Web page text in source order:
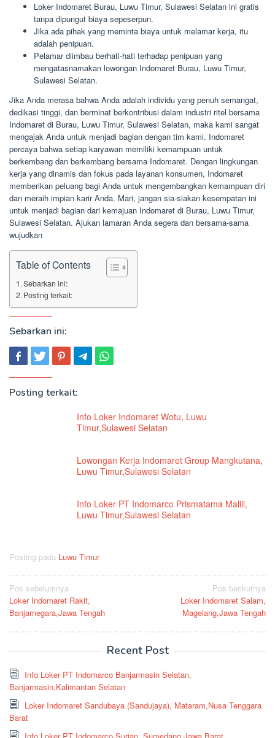
Loker Indomaret Burau, Luwu Timur, Sulawesi Selatan ini gratis
tanpa dipungut biaya sepeserpun.
Jika ada pihak yang meminta biaya untuk melamar kerja, itu
adalah penipuan.
Pelamar diimbau berhati-hati terhadap penipuan yang
mengatasnamakan lowongan Indomaret Burau, Luwu Timur,
Sulawesi Selatan.
Jika Anda merasa bahwa Anda adalah individu yang penuh semangat,
dedikasi tinggi, dan berminat berkontribusi dalam industri ritel bersama
Indomaret di Burau, Luwu Timur, Sulawesi Selatan, maka kami sangat
mengajak Anda untuk menjadi bagian dengan tim kami. Indomaret
percaya bahwa setiap karyawan memiliki kemampuan untuk
berkembang dan berkembang bersama Indomaret. Dengan lingkungan
kerja yang dinamis dan fokus pada layanan konsumen, Indomaret
memberikan peluang bagi Anda untuk mengembangkan kemampuan diri
dan meraih impian karir Anda. Mari, jangan sia-siakan kesempatan ini
untuk menjadi bagian dari kemajuan Indomaret di Burau, Luwu Timur,
Sulawesi Selatan. Ajukan lamaran Anda segera dan bersama-sama
wujudkan
Table of Contents
Sebarkan ini:
Posting terkait:
Sebarkan ini:
Posting terkait:
Info Loker Indomaret Wotu, Luwu
Timur,Sulawesi Selatan
Lowongan Kerja Indomaret Group Mangkutana,
Luwu Timur,Sulawesi Selatan
Info Loker PT Indomarco Prismatama Malili,
Luwu Timur,Sulawesi Selatan
Posting pada Luwu Timur
Navigasi
pos
Pos sebelumnya
Loker Indomaret Rakit,
Banjarnegara,Jawa Tengah
Pos berikutnya
Loker Indomaret Salam,
Magelang,Jawa Tengah
Recent Post
Info Loker PT Indomarco Banjarmasin Selatan,
Banjarmasin,Kalimantan Selatan
Loker Indomaret Sandubaya (Sandujaya), Mataram,Nusa Tenggara
Barat